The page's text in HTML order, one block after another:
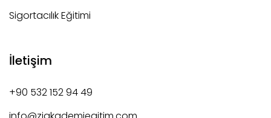
Sigortacılık Eğitimi
İletişim
+90 532 152 94 49